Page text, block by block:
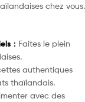
chez vous.
: Faites le plein
authentiques
thaïlandais.
avec des